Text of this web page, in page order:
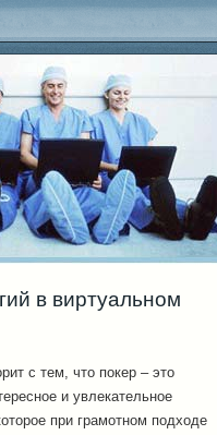
в виртуальном
с тем, что покер – это
и увлекательное
при грамотном подходе